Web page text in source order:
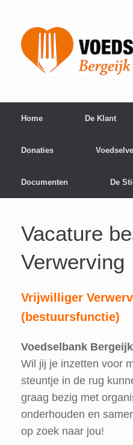
Home De Klant
Donaties
Documenten De
Vacature
Verwerving
Vrijwilliger
(bestuursfunctie)
Voedselbank Bergeijk
Wil jij je inzetten voor
steuntje in de rug
graag bezig met
onderhouden en
op zoek naar jou!